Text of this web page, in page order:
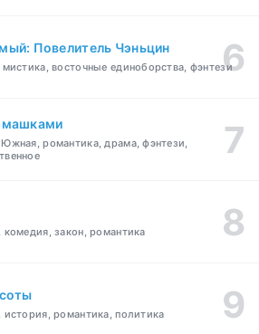
Повелитель Чэньцин
восточные единоборства, фэнтези
романтика, драма, фэнтези,
закон, романтика
романтика, политика